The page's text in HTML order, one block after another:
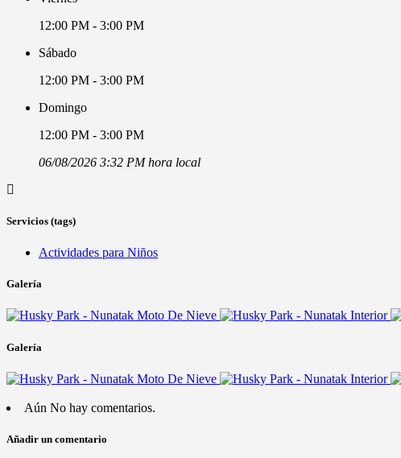
12:00 PM - 3:00 PM
Sábado
12:00 PM - 3:00 PM
Domingo
12:00 PM - 3:00 PM
06/08/2026 3:32 PM hora local
Servicios (tags)
Actividades para Niños
Galería
Galería
Aún No hay comentarios.
Añadir un comentario